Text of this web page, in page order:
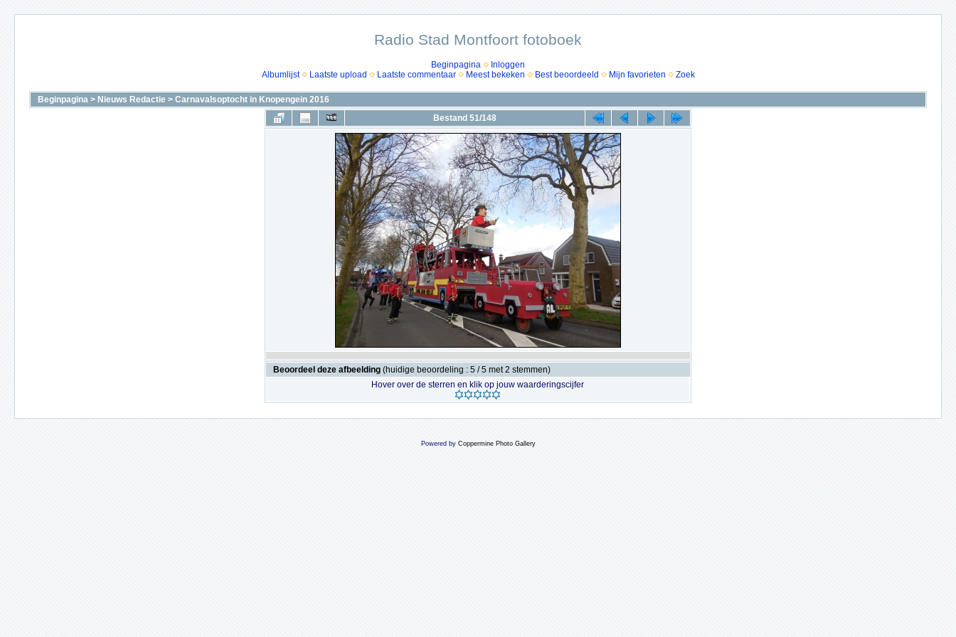
Radio Stad Montfoort fotoboek
Beginpagina
Inloggen
Albumlijst
Laatste upload Laatste commentaar Meest bekeken Best beoordeeld Mijn favorieten Zoek
Beginpagina > Nieuws Redactie > Carnavalsoptocht in Knopengein 2016
Bestand 51/148
Beoordeel deze afbeelding (huidige beoordeling : 5 / 5 met 2 stemmen)
Hover over de sterren en klik op jouw waarderingscijfer
Powered by Coppermine Photo Gallery